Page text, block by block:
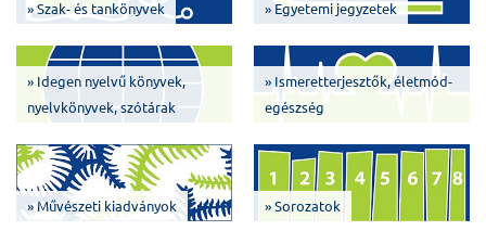
» Szak- és tankönyvek » Egyetemi jegyzetek
» Idegen nyelvű könyvek,
nyelvkönyvek, szótárak
» Ismeretterjesztők, életmód-
egészség
» Művészeti kiadványok » Sorozatok